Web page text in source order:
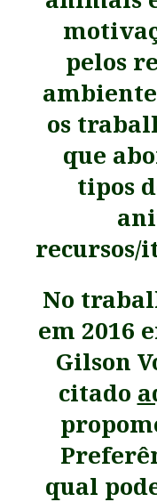
pelos
os
que
tipos
recursos/
No
em 2016
Gilson
citado
qual